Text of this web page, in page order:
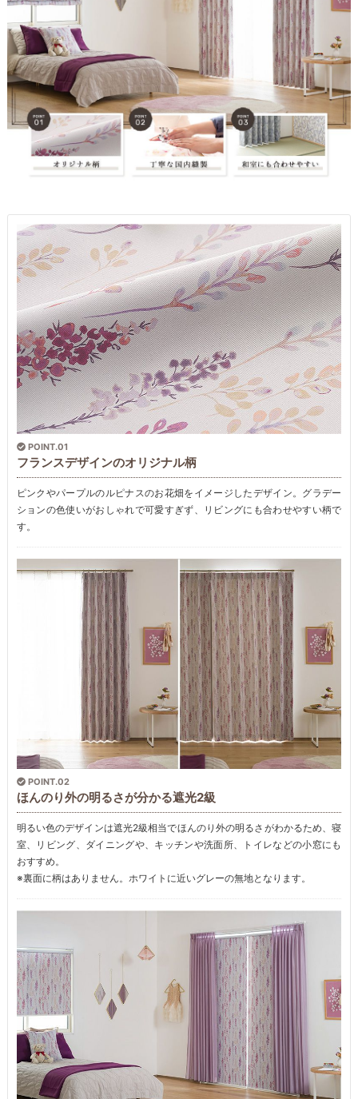
POINT.01
フランスデザインのオリジナル柄
ピンクやパープルのルピナスのお花畑をイメージしたデザイン。グラデー
ションの色使いがおしゃれで可愛すぎず、リビングにも合わせやすい柄で
す。
POINT.02
ほんのり外の明るさが分かる遮光2級
明るい色のデザインは遮光2級相当でほんのり外の明るさがわかるため、寝
室、リビング、ダイニングや、キッチンや洗面所、トイレなどの小窓にも
おすすめ。
※裏面に柄はありません。ホワイトに近いグレーの無地となります。